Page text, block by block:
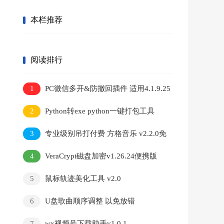
本栏推荐
阅读排行
1 PC微信多开&防撤回插件 适用4.1.9.25
2 Python转exe python一键打包工具
3
专业级别吊打付费 方格音乐 v2.2.0免
安装版
4
VeraCrypt磁盘加密v1.26.24便携版
5 鼠标轨迹美化工具 v2.0
6 U盘歌曲顺序调整 以免放错